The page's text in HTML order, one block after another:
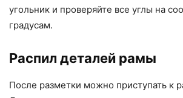
угольник и проверяйте все углы на
градусам.
Распил деталей рамы
После разметки можно приступать к